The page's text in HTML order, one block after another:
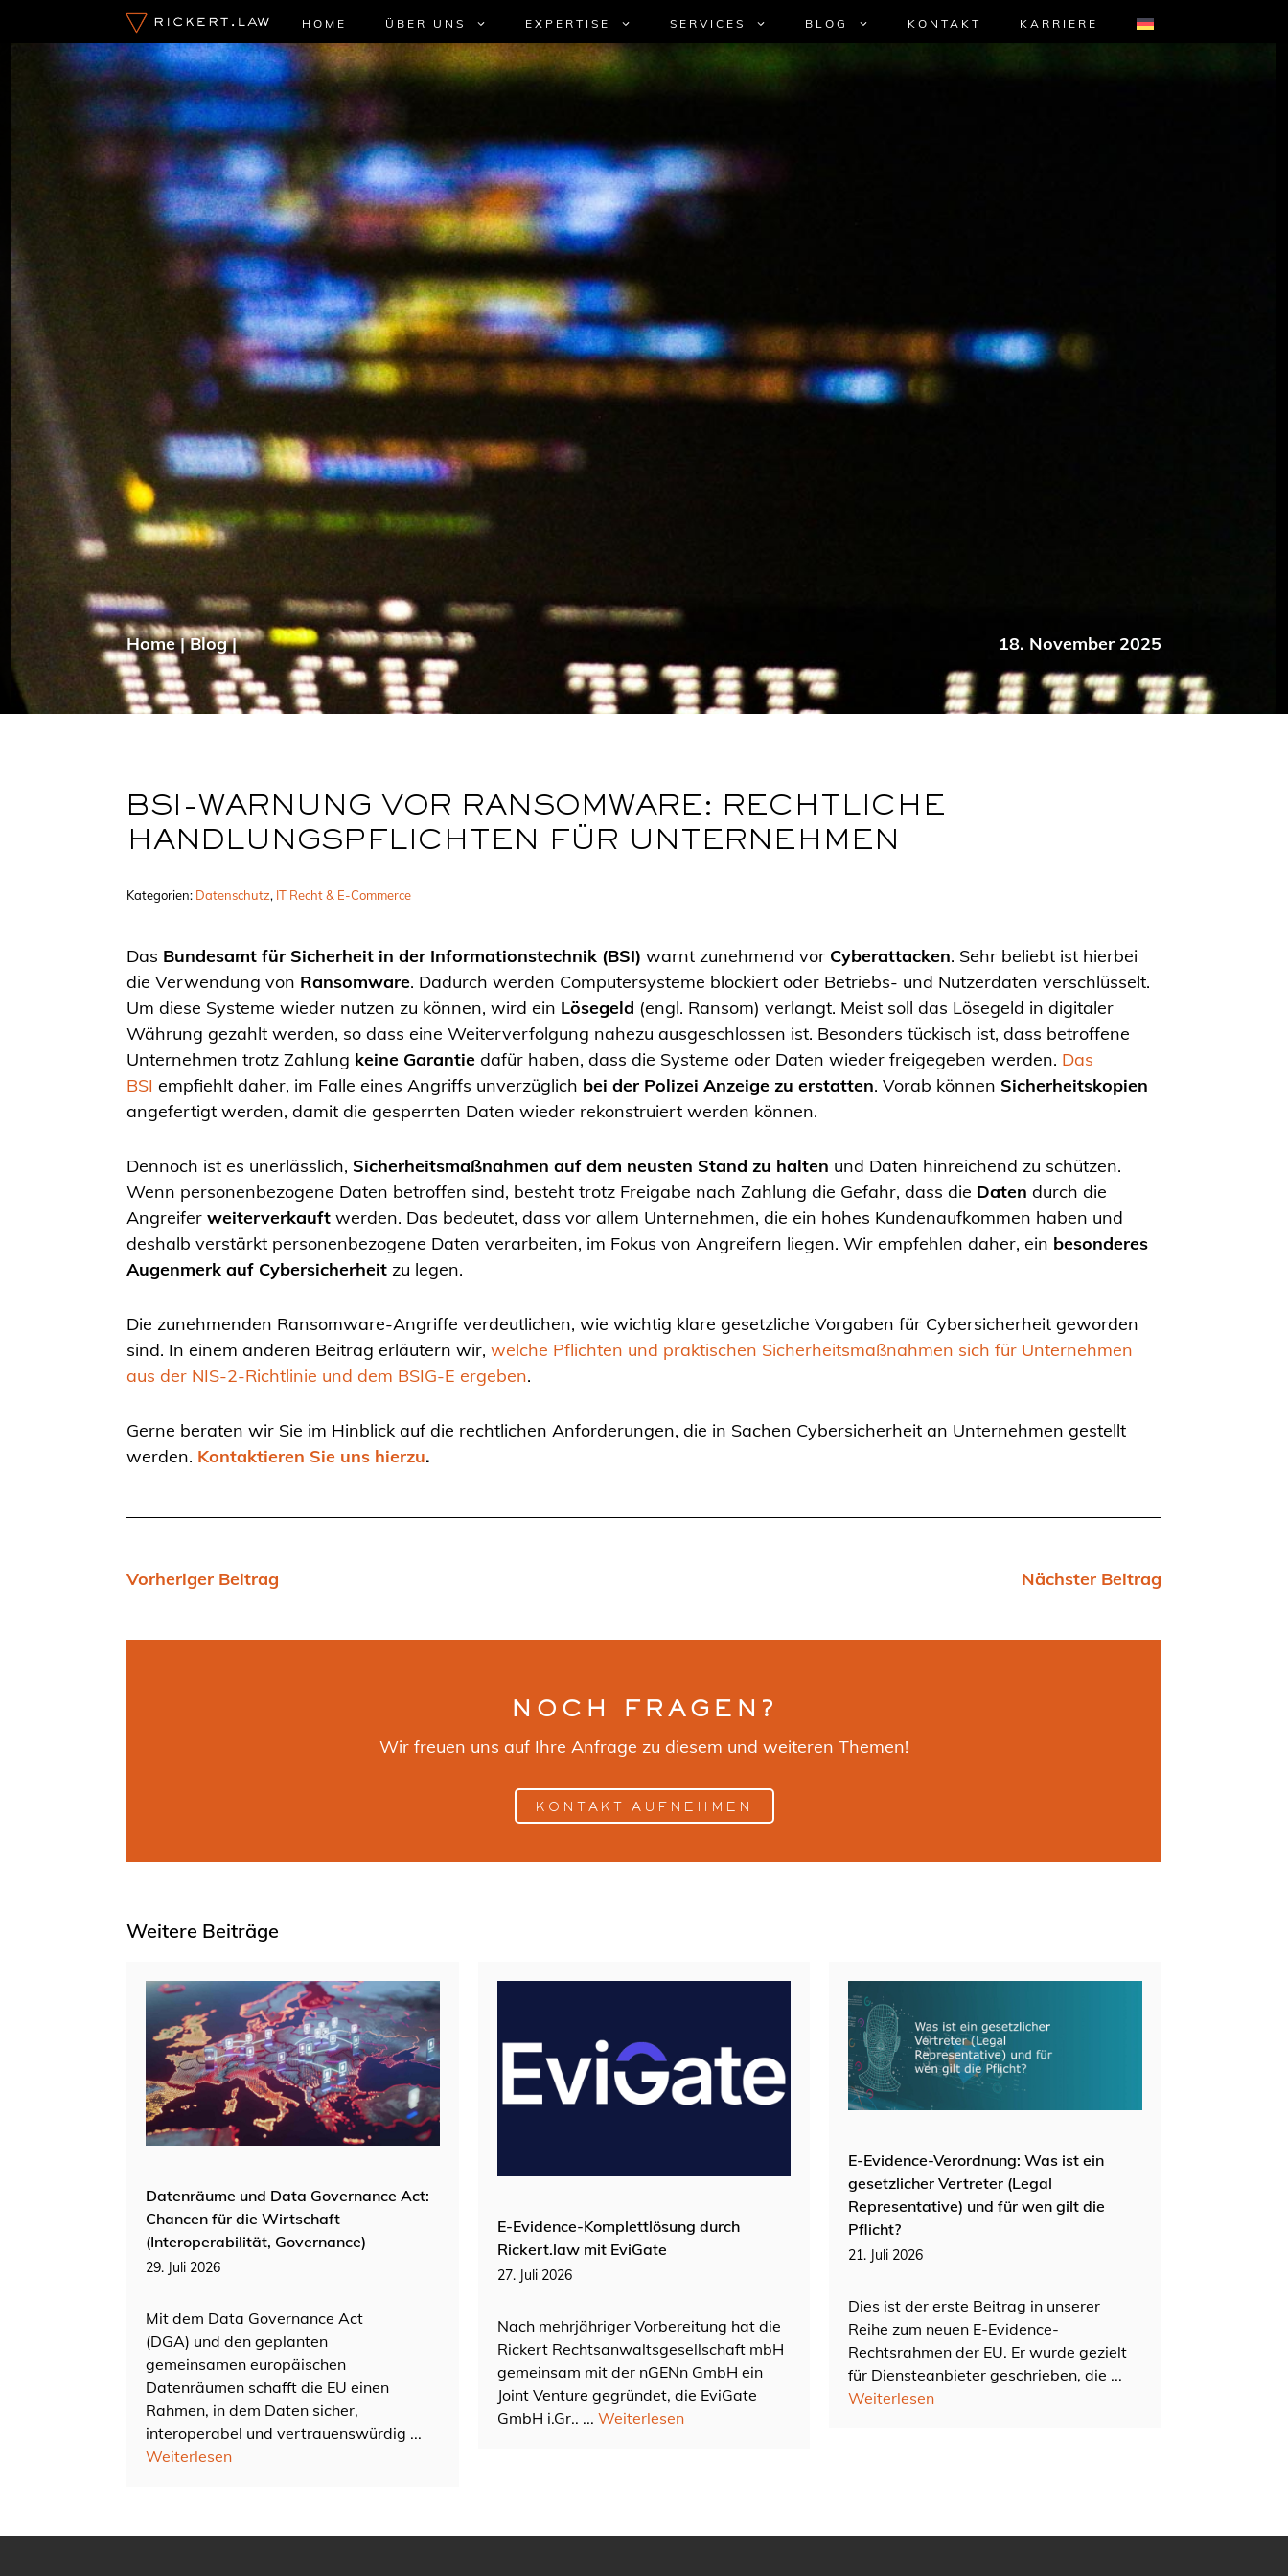
Inhalt
springen
HOME ÜBER UNS EXPERTISE SERVICES BLOG KONTAKT KARRIERE
Home|Blog| 18. November 2025
BSI-WARNUNG VOR RANSOMWARE: RECHTLICHE
HANDLUNGSPFLICHTEN FÜR UNTERNEHMEN
Kategorien: Datenschutz, IT Recht & E-Commerce
Das Bundesamt für Sicherheit in der Informationstechnik (BSI) warnt zunehmend vor Cyberattacken. Sehr beliebt ist hierbei
die Verwendung von Ransomware. Dadurch werden Computersysteme blockiert oder Betriebs- und Nutzerdaten verschlüsselt.
Um diese Systeme wieder nutzen zu können, wird ein Lösegeld (engl. Ransom) verlangt. Meist soll das Lösegeld in digitaler
Währung gezahlt werden, so dass eine Weiterverfolgung nahezu ausgeschlossen ist. Besonders tückisch ist, dass betroffene
Unternehmen trotz Zahlung keine Garantie dafür haben, dass die Systeme oder Daten wieder freigegeben werden. Das
BSI empfiehlt daher, im Falle eines Angriffs unverzüglich bei der Polizei Anzeige zu erstatten. Vorab können Sicherheitskopien
angefertigt werden, damit die gesperrten Daten wieder rekonstruiert werden können.
Dennoch ist es unerlässlich, Sicherheitsmaßnahmen auf dem neusten Stand zu halten und Daten hinreichend zu schützen.
Wenn personenbezogene Daten betroffen sind, besteht trotz Freigabe nach Zahlung die Gefahr, dass die Daten durch die
Angreifer weiterverkauft werden. Das bedeutet, dass vor allem Unternehmen, die ein hohes Kundenaufkommen haben und
deshalb verstärkt personenbezogene Daten verarbeiten, im Fokus von Angreifern liegen. Wir empfehlen daher, ein besonderes
Augenmerk auf Cybersicherheit zu legen.
Die zunehmenden Ransomware-Angriffe verdeutlichen, wie wichtig klare gesetzliche Vorgaben für Cybersicherheit geworden
sind. In einem anderen Beitrag erläutern wir, welche Pflichten und praktischen Sicherheitsmaßnahmen sich für Unternehmen
aus der NIS-2-Richtlinie und dem BSIG-E ergeben.
Gerne beraten wir Sie im Hinblick auf die rechtlichen Anforderungen, die in Sachen Cybersicherheit an Unternehmen gestellt
werden. Kontaktieren Sie uns hierzu.
Vorheriger Beitrag Nächster Beitrag
NOCH FRAGEN?
Wir freuen uns auf Ihre Anfrage zu diesem und weiteren Themen!
KONTAKT AUFNEHMEN
Weitere Beiträge
Datenräume und Data Governance Act:
Chancen für die Wirtschaft
(Interoperabilität, Governance)
29. Juli 2026
Mit dem Data Governance Act
(DGA) und den geplanten
gemeinsamen europäischen
Datenräumen schafft die EU einen
Rahmen, in dem Daten sicher,
interoperabel und vertrauenswürdig ...
Weiterlesen
E-Evidence-Komplettlösung durch
Rickert.law mit EviGate
27. Juli 2026
Nach mehrjähriger Vorbereitung hat die
Rickert Rechtsanwaltsgesellschaft mbH
gemeinsam mit der nGENn GmbH ein
Joint Venture gegründet, die EviGate
GmbH i.Gr.. ... Weiterlesen
E-Evidence-Verordnung: Was ist ein
gesetzlicher Vertreter (Legal
Representative) und für wen gilt die
Pflicht?
21. Juli 2026
Dies ist der erste Beitrag in unserer
Reihe zum neuen E-Evidence-
Rechtsrahmen der EU. Er wurde gezielt
für Diensteanbieter geschrieben, die ...
Weiterlesen